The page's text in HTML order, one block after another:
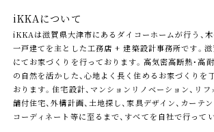
iKKAについて
iKKAは滋賀県大津市にあるダイコーホームが行う、木
一戸建てを主とした工務店 + 建築設計事務所です。
にてお家づくりを行っております。高気密高断熱・高耐
の自然を活かした、心地よく長く住めるお家づくりを
おります。住宅設計、マンションリノベーション、リフ
舗付住宅、外構計画、土地探し、家具デザイン、カーテ
コーディネート等に至るまで、すべてを自社で行ってい